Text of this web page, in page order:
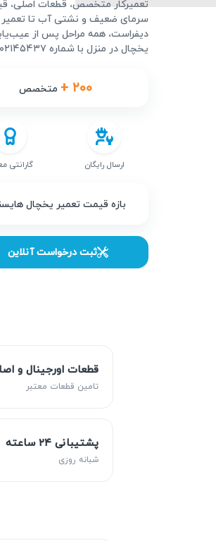
سرمای ضعیف و نشتی آب تا تعمیر
دیفراست، همه مراحل پس از
یخچال در منزل با شماره ۰۲۱۴۵۴۳۷ تماس بگیرید و درخواستتان را سریع ثبت کنید.
+ ۲۰۰ متخصص
ارسال رایگان گارانتی
بازه قیمت تعمیر یخچال
ثبت درخواست آنلاین
قطعات اورجینال و
تامین قطعات معتبر
پشتیبانی ۲۴ ساعته
شبانه روزی